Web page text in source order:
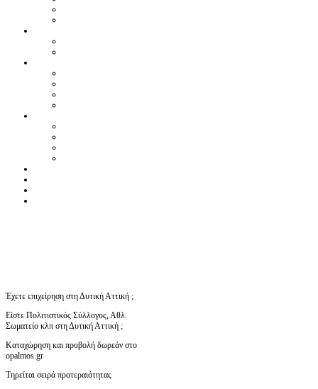
Έχετε επιχείρηση στη Δυτική Αττική ;
Είστε Πολιτιστικός Σύλλογος, Αθλ.
Σωματείο κλπ στη Δυτική Αττική ;
Καταχώρηση και προβολή δωρεάν στο
opalmos.gr
Τηρείται σειρά προτεραιότητας